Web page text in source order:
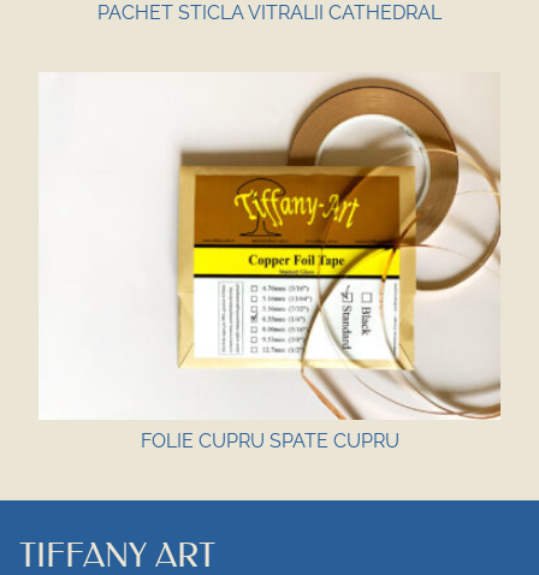
PACHET STICLA VITRALII CATHEDRAL
FOLIE CUPRU SPATE CUPRU
TIFFANY ART